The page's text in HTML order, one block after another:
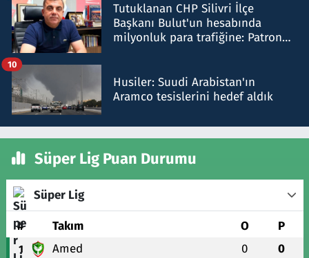
Tutuklanan CHP Silivri İlçe
Başkanı Bulut'un hesabında
milyonluk para trafiğine: Patron
Husiler: Suudi Arabistan'ın
Aramco tesislerini hedef aldık
10
Süper Lig Puan Durumu
Süper Lig
# Takım O P
1 Amed 0 0